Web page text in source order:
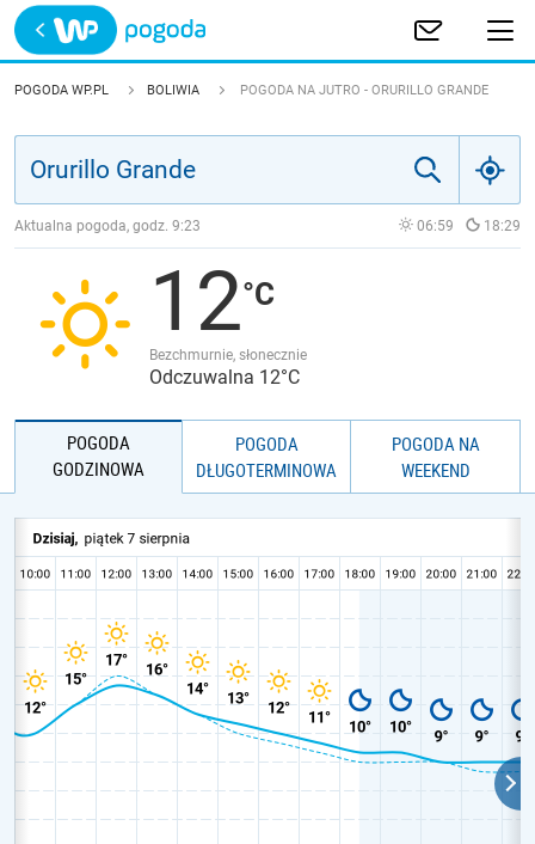
Trwa ładowanie
POLSKA
JAKOŚĆ POWIETRZA
POGODA WP.PL BOLIWIA POGODA NA JUTRO - ORURILLO GRANDE
Aktualna pogoda, godz. 9:23 06:59 18:29
12
Bezchmurnie, słonecznie
Odczuwalna 12°C
POGODA
GODZINOWA
POGODA
DŁUGOTERMINOWA
POGODA NA
WEEKEND